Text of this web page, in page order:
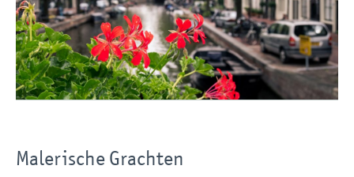
Malerische Grachten